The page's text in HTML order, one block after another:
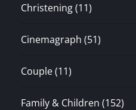
Christening(11)
Cinemagraph (51)
Couple(11)
Family & Children (152)